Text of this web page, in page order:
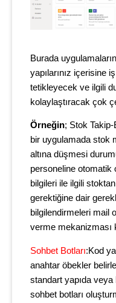
Burada
yapılarınız içerisine
tetikleyecek ve ilgili
kolaylaştıracak çok
Örneğin; Stok Takip-
bir uygulamada stok
altına düşmesi
personeline otomatik
bilgileri ile ilgili
gerektiğine dair
bilgilendirmeleri mail
verme mekanizması
Sohbet Botları:Kod
anahtar öbekler
standart yapıda
sohbet botları